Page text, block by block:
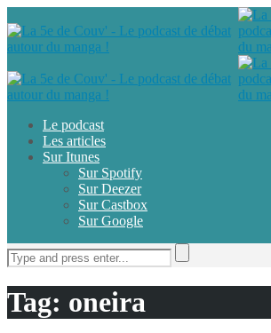
Le podcast
Les articles
Sur Itunes
Sur Spotify
Sur Deezer
Sur Castbox
Sur Google
Tag: oneira